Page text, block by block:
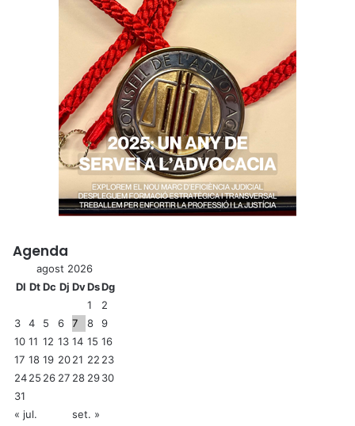
Agenda
agost 2026
Dl DtDc Dj DvDsDg
1
2
3
4 5 6 7 8
9
10 11 12 13 14 15 16
17 18 19 2021 22 23
2425 26 27 28 2930
31
« jul.
set. »